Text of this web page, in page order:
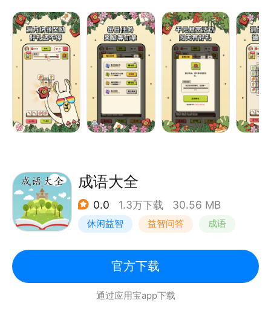
游戏轻松不沉迷，公交地铁，随时随地，想玩就玩，想
走就走。
益智解谜，开发智力，助力学龄儿童智力发育。
居家休闲，家务之余，来一局消除星星乐，消除无聊、
消除烦恼、消除距离。
游戏不用流量也能玩，开启手机，轻点图标，快乐无
边！
成语大全
0.0 1.3万下载 30.56 MB
休闲益智 益智问答 成语
官方下载
通过应用宝app下载